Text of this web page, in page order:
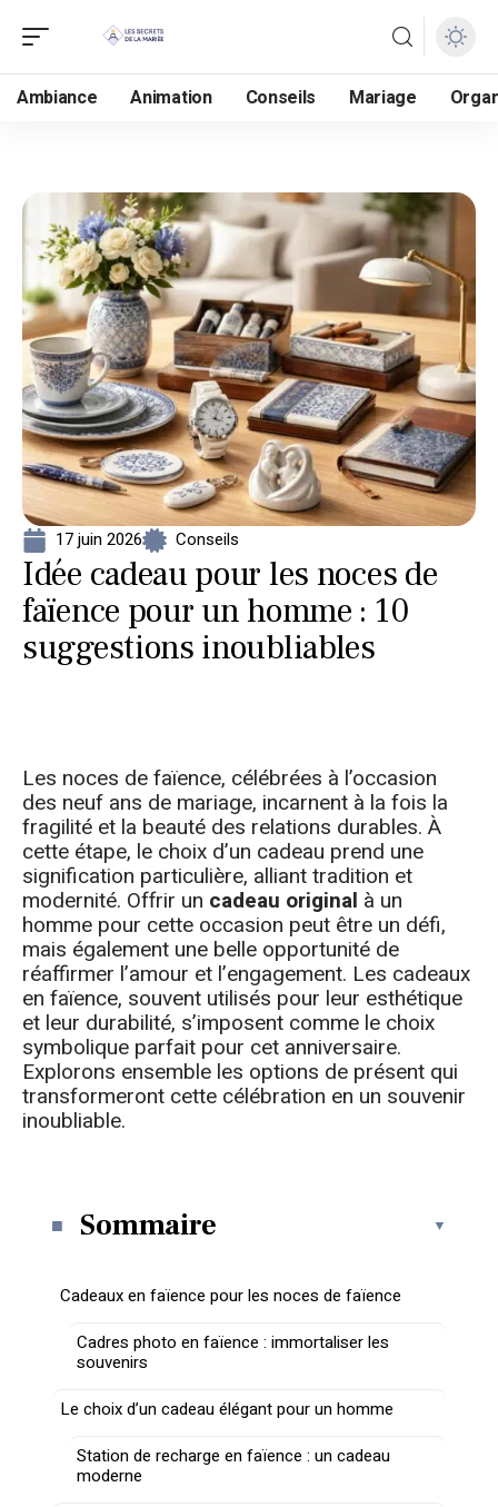
Ambiance Animation Conseils Mariage
17 juin 2026 Conseils
Idée cadeau pour les noces de
faïence pour un homme : 10
suggestions inoubliables
Les noces de faïence, célébrées à l’occasion
des neuf ans de mariage, incarnent à la fois la
fragilité et la beauté des relations durables. À
cette étape, le choix d’un cadeau prend une
signification particulière, alliant tradition et
modernité. Offrir un cadeau original à un
homme pour cette occasion peut être un défi,
mais également une belle opportunité de
réaffirmer l’amour et l’engagement. Les cadeaux
en faïence, souvent utilisés pour leur esthétique
et leur durabilité, s’imposent comme le choix
symbolique parfait pour cet anniversaire.
Explorons ensemble les options de présent qui
transformeront cette célébration en un souvenir
inoubliable.
Sommaire
Cadeaux en faïence pour les noces de faïence
Cadres photo en faïence : immortaliser les
souvenirs
Le choix d’un cadeau élégant pour un homme
Station de recharge en faïence : un cadeau
moderne